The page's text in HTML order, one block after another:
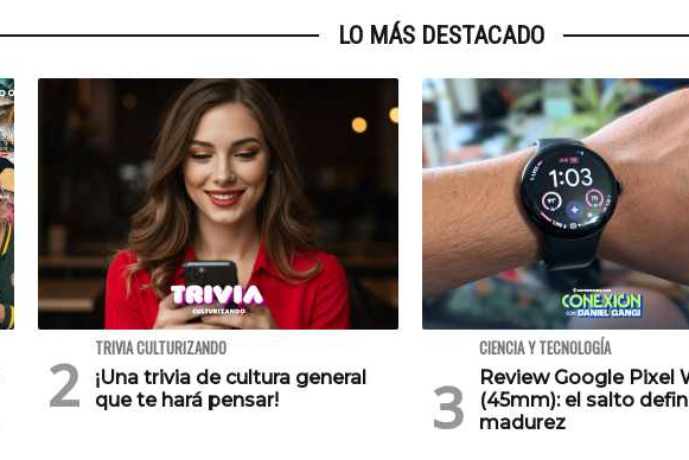
LO MÁS DESTACADO
TRIVIA CULTURIZANDO
¡Una trivia de cultura general
que te hará pensar!
CIENCIA Y TECNOLOGÍA
Review Google Pixel
(45mm): el salto
madurez